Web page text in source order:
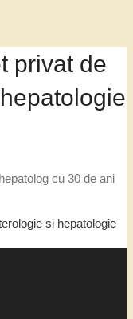
privat de
cu 30 de ani